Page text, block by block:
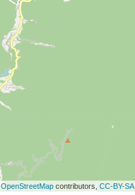
OpenStreetMapcontributors, CC-BY-SA